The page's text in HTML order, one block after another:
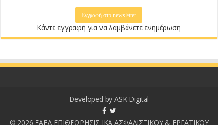
Κάντε εγγραφή για να λαμβάνετε ενημέρωση
Developed by ASK Digital
© 2026 ΕΑΕΔ ΕΠΙΘΕΩΡΗΣΙΣ ΙΚΑ ΑΣΦΑΛΙΣΤΙΚΟΥ & ΕΡΓΑΤΙΚΟΥ